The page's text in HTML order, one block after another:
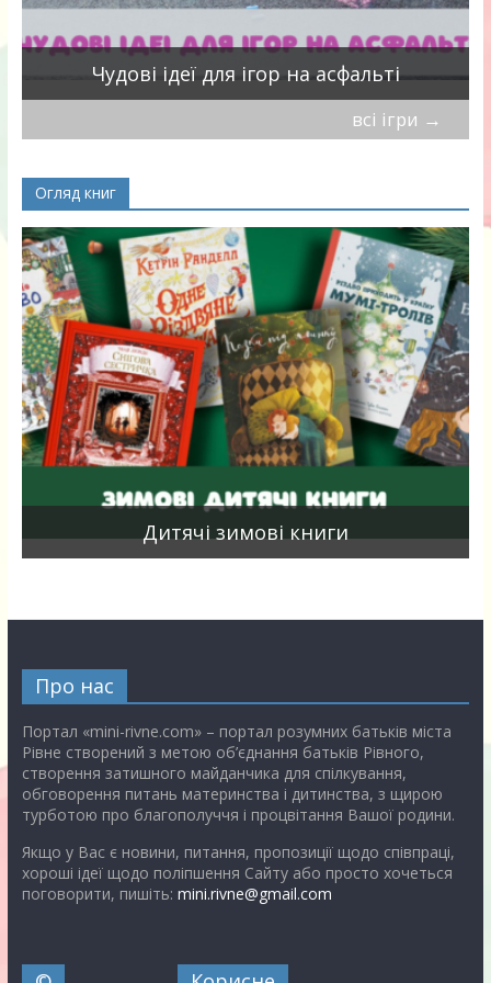
Чудові ідеї для ігор на асфальті
всі ігри →
Огляд книг
Дитячі зимові книги
Про нас
Портал «mini-rivne.com» – портал розумних батьків міста
Рівне створений з метою об’єднання батьків Рівного,
створення затишного майданчика для спілкування,
обговорення питань материнства і дитинства, з щирою
турботою про благополуччя і процвітання Вашої родини.
Якщо у Вас є новини, питання, пропозиції щодо співпраці,
хороші ідеї щодо поліпшення Сайту або просто хочеться
поговорити, пишіть: mini.rivne@gmail.com